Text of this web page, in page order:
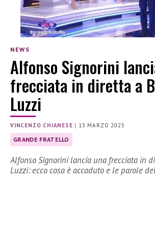
NEWS
Alfonso Signorini
frecciata in diretta a
Luzzi
VINCENZO CHIANESE | 13 MARZO 2025
GRANDE FRATELLO
Alfonso Signorini lancia una frecciata in
Luzzi: ecco cosa è accaduto e le parole